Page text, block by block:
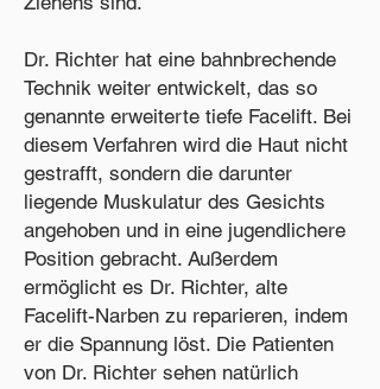
Dr. Richter hat eine bahnbrechende
Technik weiter entwickelt, das so
genannte erweiterte tiefe Facelift. Bei
diesem Verfahren wird die Haut nicht
gestrafft, sondern die darunter
liegende Muskulatur des Gesichts
angehoben und in eine jugendlichere
Position gebracht. Außerdem
ermöglicht es Dr. Richter, alte
Facelift-Narben zu reparieren, indem
er die Spannung löst. Die Patienten
von Dr. Richter sehen natürlich